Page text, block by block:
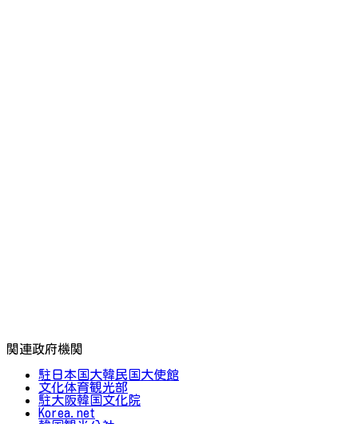
関連政府機関
駐日本国大韓民国大使館
文化体育観光部
駐大阪韓国文化院
Korea.net